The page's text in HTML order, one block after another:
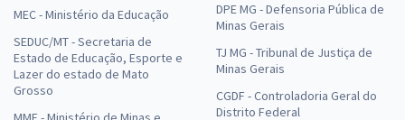
MEC - Ministério da Educação
SEDUC/MT - Secretaria de
Estado de Educação, Esporte e
Lazer do estado de Mato
Grosso
DPE MG - Defensoria Pública de
Minas Gerais
TJ MG - Tribunal de Justiça de
Minas Gerais
CGDF - Controladoria Geral do
Distrito Federal